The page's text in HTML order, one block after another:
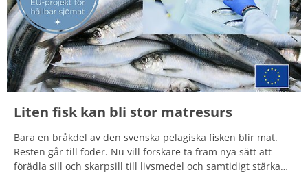
Liten fisk kan bli stor matresurs
Bara en bråkdel av den svenska pelagiska fisken blir mat.
Resten går till foder. Nu vill forskare ta fram nya sätt att
förädla sill och skarpsill till livsmedel och samtidigt stärka